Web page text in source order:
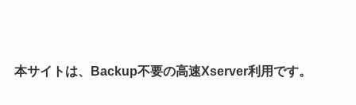
本サイトは、Backup不要の高速Xserver利用です。